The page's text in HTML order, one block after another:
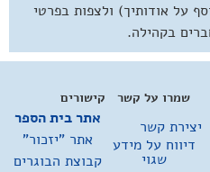
על אודותיך) ולצפות בפרטי
בקהילה.
קישורים
אתר בית הספר
אתר "יזכור"
קבוצת הבוגרים
שמרו על קשר
יצירת קשר
דיווח על מידע
שגוי